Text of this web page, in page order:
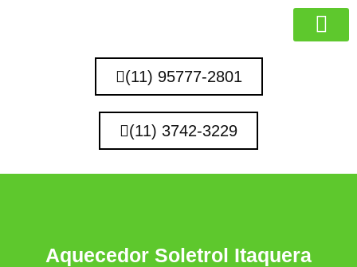
(11) 95777-2801
(11) 3742-3229
Aquecedor Soletrol Itaquera